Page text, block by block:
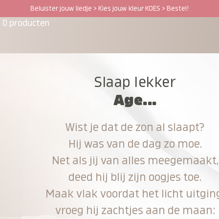
Beluister jouw liedje > Kies jouw kleur KOES > Bestel!
0 producten
Slaap lekker
Age...
Wist je dat de zon al slaapt?
Hij was van de dag zo moe.
Net als jij van alles meegemaakt,
deed hij blij zijn oogjes toe.
Maak vlak voordat het licht
vroeg hij zachtjes aan de maan: